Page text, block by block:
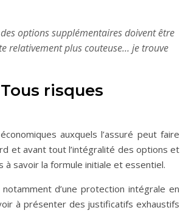
options supplémentaires doivent être
relativement plus couteuse… je trouve
risques
auxquels l’assuré peut faire
et avant tout l’intégralité des options et
savoir la formule initiale et essentiel.
d’une protection intégrale en
à présenter des justificatifs exhaustifs